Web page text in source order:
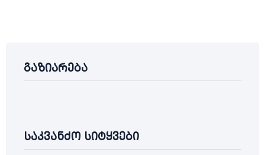
გაზიარება
საკვანძო სიტყვები